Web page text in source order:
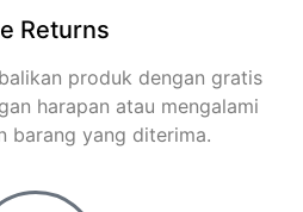
Returns
produk dengan gratis
harapan atau mengalami
barang yang diterima.